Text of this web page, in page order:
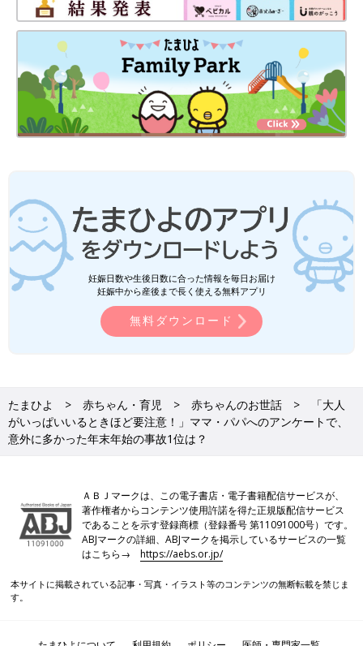
に注意してほしいという話をしましたが、ベビーカーも使用方法
を守ることが大切です。
――年末年始は、親せきなど複数の家族が集まることもよくある
でしょう。子育てから遠ざかっている大人にとくに注意してもら
いたいことはありますか？
あります。赤ちゃんには与えない、小さい子どもには小さく切っ
て、必ず飲み物でのどを湿らせながら与えることが大切です。
餅は気をつける家庭も多いですが、忘れがちなのが危険があると
あまり知られていない食べ物。ぶどうやミニトマトのように丸く
てつるっとしているものを赤ちゃんや小さい子どもに丸ごと与え
ると、のどに詰まらせるリスクが高いです。食べさせるのなら、
月齢・年齢に合わせて、皮をむいてこまかく刻んだり、4つに切
ってからにしましょう。
たという事故の報告がありました。未破裂のコーンは、かたい豆
類と同じように誤えんリスクが高く、注意が必要です。
詰まるリスクがあります。かたくてかみ切りにくいものは小さい
子どもには食べさせない、唾液を吸って飲み込みにくい食材は水
分と一緒にとることが大事です。
いる大人がたくさん集まるときは、赤ちゃんの事故防止のために
妊娠日数や生後日数に合った情報を毎日お届け
妊娠中から産後まで長く使える無料アプリ
無料ダウンロード
たまひよ 赤ちゃん・育児 赤ちゃんのお世話
「大人
がいっぱいいるときほど要注意！」ママ・パパへのアンケートで、
意外に多かった年末年始の事故1位は？
ＡＢＪマークは、この電子書店・電子書籍配信サービスが、
著作権者からコンテンツ使用許諾を得た正規版配信サービス
であることを示す登録商標（登録番号 第11091000号）です。
ABJマークの詳細、ABJマークを掲示しているサービスの一覧
はこちら→https://aebs.or.jp/
本サイトに掲載されている記事・写真・イラスト等のコンテンツの無断転載を禁じま
す。